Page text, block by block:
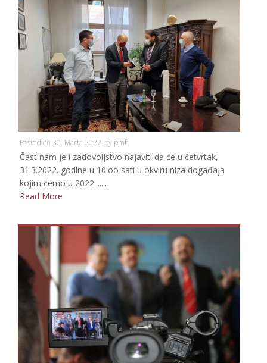
Posted on 30. Marta 2022. by pmf
Čast nam je i zadovoljstvo najaviti da će u četvrtak,
31.3.2022. godine u 10.oo sati u okviru niza događaja
kojim ćemo u 2022.......
Read More